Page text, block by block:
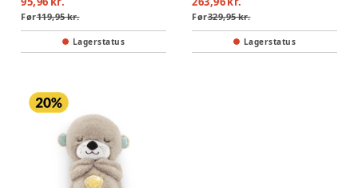
Før119,95 kr.
Lagerstatus
Før329,95 kr.
Lagerstatus